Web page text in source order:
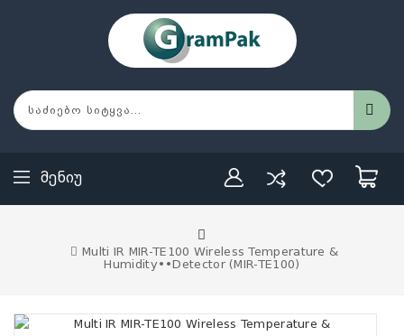
Მენიუ
Multi IR MIR-TE100 Wireless Temperature &
Humidity••Detector (MIR-TE100)